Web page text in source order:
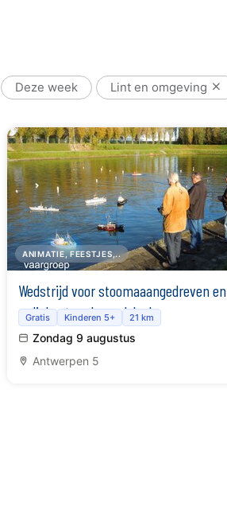
Deze week Lint en omgeving
ANIMATIE, FEESTJES,..
Wedstrijd voor stoomaaangedreven en
radiobestuurde modelschepen
Gratis Kinderen 5+ 21 km
Zondag 9 augustus
Antwerpen 5